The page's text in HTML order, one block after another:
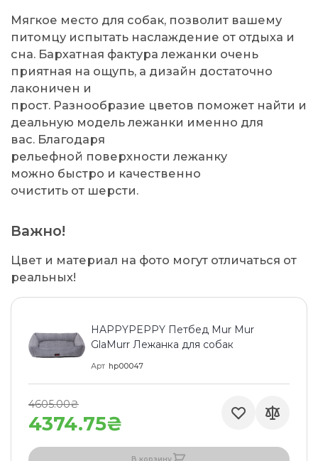
Мягкое место для собак, позволит вашему
питомцу испытать наслаждение от отдыха и
сна. Бархатная фактура лежанки очень
приятная на ощупь, а дизайн достаточно
лаконичен и
прост. Разнообразие цветов поможет найти и
деальную модель лежанки именно для
вас. Благодаря
рельефной поверхности лежанку
можно быстро и качественно
очистить от шерсти.
Важно!
Цвет и материал на фото могут отличаться от
реальных!
HAPPYPEPPY Петбед Mur Mur
GlaMurr Лежанка для собак
Арт hp00047
4374.75₴
4605.00₴